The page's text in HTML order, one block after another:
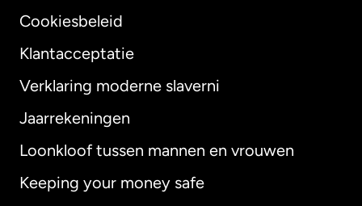
Cookiesbeleid
Klantacceptatie
Verklaring moderne slaverni
Jaarrekeningen
Loonkloof tussen mannen en vrouwen
Keeping your money safe
Internationaal English
Australië